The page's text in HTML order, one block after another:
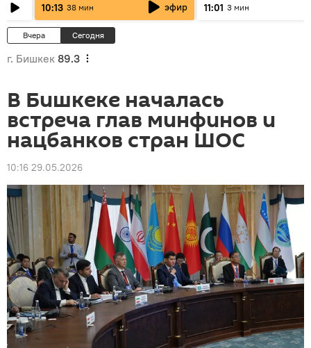
10:13 38 мин эфир 11:01 3 мин
Вчера Сегодня
г. Бишкек 89.3
В Бишкеке началась
встреча глав минфинов и
нацбанков стран ШОС
10:16 29.05.2026